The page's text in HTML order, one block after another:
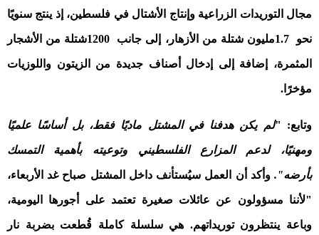
مجال التوريدات الزراعية وإنتاج الأشتال في فلسطين، إذ ينتج سنويًا
نحو 1.7مليون شتلة من الأزهار، إلى جانب 1200شتلة من الأشجار
المثمرة، إضافة إلى إدخال أصناف جديدة من الزيتون واللوزيات
مؤخرًا .
وتابع: "لم يكن هدفنا في المشتل ماديًا فقط، بل أساسًا علميًا
ومهنيًا، لدعم المزارع الفلسطيني وتوعيته بأهمية التمسك
بأرضه"
. وأكد أن العمل سيُستأنف داخل المشتل صباح غد الأربعاء،
"لأننا مسؤولون عن عائلات صغيرة تعتمد على أجورها اليومية،
وباعة ينتظرون توريداتهم. هي سلسلة كاملة قُطعت بضربة نار